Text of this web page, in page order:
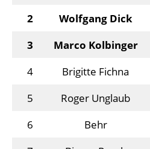
2
Wolfgang Dick
3
Marco Kolbinger
4
Brigitte Fichna
5
Roger Unglaub
6
Behr